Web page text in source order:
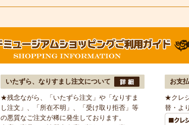
いたずら、なりすまし注文について
★残念ながら、「いたずら注文」や「なりすま
し注文」、「所在不明」、「受け取り拒否」等
の悪質なご注文が稀に発生しております。
お支
★クレ
替・よ